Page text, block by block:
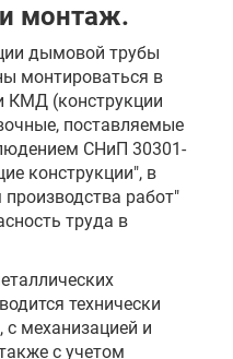
монтаж.
дымовой трубы
монтироваться в
КМД (конструкции
поставляемые
СНиП 30301-
конструкции", в
работ"
труда в
технически
механизацией и
с учетом